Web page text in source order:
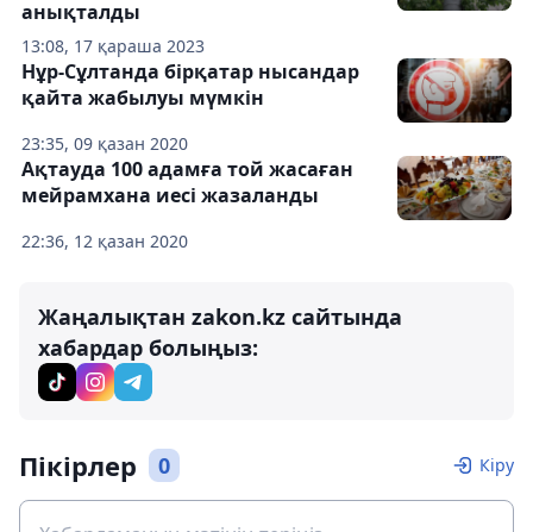
13:08, 17 қараша 2023
анықталды
23:35, 09 қазан 2020
Нұр-Сұлтанда бірқатар нысандар
қайта жабылуы мүмкін
22:36, 12 қазан 2020
Ақтауда 100 адамға той жасаған
мейрамхана иесі жазаланды
Жаңалықтан zakon.kz сайтында
хабардар болыңыз:
Пікірлер 0 Кіру